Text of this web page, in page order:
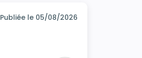
Publiée le 05/08/2026